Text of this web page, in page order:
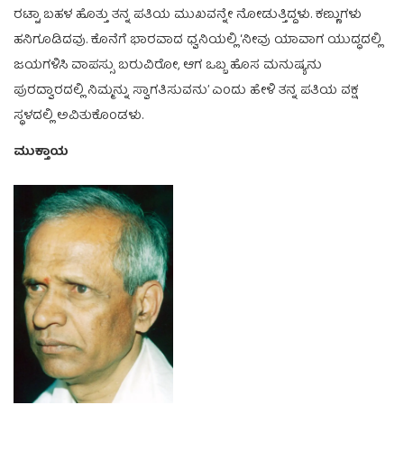
ರಟ್ಟಾ ಬಹಳ ಹೊತ್ತು ತನ್ನ ಪತಿಯ ಮುಖವನ್ನೇ ನೋಡುತ್ತಿದ್ದಳು. ಕಣ್ಣುಗಳು
ಹನಿಗೂಡಿದವು. ಕೊನೆಗೆ ಭಾರವಾದ ಧ್ವನಿಯಲ್ಲಿ ‘ನೀವು ಯಾವಾಗ ಯುದ್ಧದಲ್ಲಿ
ಜಯಗಳಿಸಿ ವಾಪಸ್ಸು ಬರುವಿರೋ, ಆಗ ಒಬ್ಬ ಹೊಸ ಮನುಷ್ಯನು
ಪುರದ್ವಾರದಲ್ಲಿ ನಿಮ್ಮನ್ನು ಸ್ವಾಗತಿಸುವನು’ ಎಂದು ಹೇಳಿ ತನ್ನ ಪತಿಯ ವಕ್ಷ
ಸ್ಥಳದಲ್ಲಿ ಅವಿತುಕೊಂಡಳು.
ಮುಕ್ತಾಯ